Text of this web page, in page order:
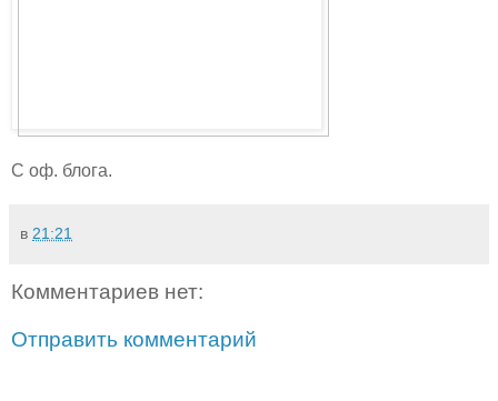
С оф. блога.
в 21:21
Комментариев нет:
Отправить комментарий